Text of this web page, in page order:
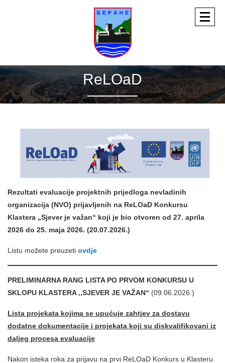
ReLOaD
Rezultati evaluacije projektnih prijedloga nevladinih
organizacija (NVO) prijavljenih na ReLOaD Konkursu
Klastera „Sjever je važan“ koji je bio otvoren od 27. aprila
2026 do 25. maja 2026. (20.07.2026.)
Listu možete preuzeti ovdje
PRELIMINARNA RANG LISTA PO PRVOM KONKURSU U
SKLOPU KLASTERA ,,SJEVER JE VAŽAN“ (09.06.2026.)
Lista projekata kojima se upućuje zahtjev za dostavu
dodatne dokumentacije i projekata koji su diskvalifikovani iz
daljeg procesa evaluacije
Nakon isteka roka za prijavu na prvi ReLOaD Konkurs u Klasteru